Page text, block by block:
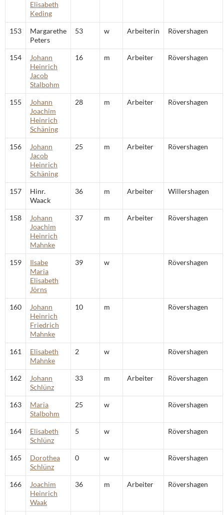
Elisabeth
Keding
153
Margarethe
Peters
53 w Arbeiterin Rövershagen
154
Johann
Heinrich
Jacob
Stalbohm
16 m Arbeiter Rövershagen
155
Johann
Joachim
Heinrich
Schäning
28 m Arbeiter Rövershagen
156
Johann
Jacob
Heinrich
Schäning
25 m Arbeiter Rövershagen
157
Hinr.
Waack
36 m Arbeiter Willershagen
158
Johann
Joachim
Heinrich
Mahnke
37 m Arbeiter Rövershagen
159
Ilsabe
Maria
Elisabeth
Jörns
39 w Rövershagen
160
Johann
Heinrich
Friedrich
Mahnke
10 m Rövershagen
161
Elisabeth
Mahnke
2 w Rövershagen
162
Johann
Schlünz
33 m Arbeiter Rövershagen
163
Maria
Stalbohm
25 w Rövershagen
164
Elisabeth
Schlünz
5 w Rövershagen
165
Dorothea
Schlünz
0 w Rövershagen
166
Joachim
Heinrich
Waak
36 m Arbeiter Rövershagen